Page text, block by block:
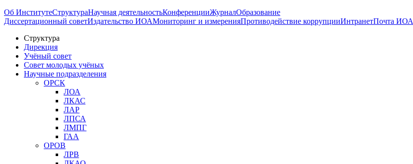
Об ИнститутеСтруктураНаучная деятельностьКонференцииЖурналОбразование
Диссертационный советИздательство ИОАМониторинг и измеренияПротиводействие коррупцииИнтранетПочта ИОА
Структура
Дирекция
Учёный совет
Совет молодых учёных
Научные подразделения
ОРСК
ЛОА
ЛКАС
ЛАР
ЛПСА
ЛМПГ
ГАА
ОРОВ
ЛРВ